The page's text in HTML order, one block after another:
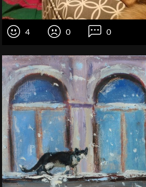
4 0 0